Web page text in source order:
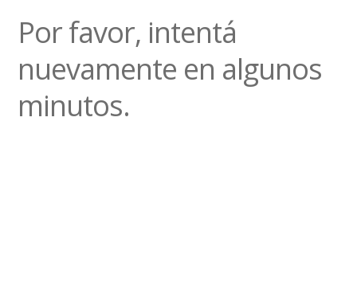
Por favor, intentá
nuevamente en algunos
minutos.